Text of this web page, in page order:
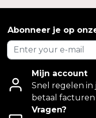
Abonneer je op
Mijn account
Snel regelen in
betaal
Vragen?